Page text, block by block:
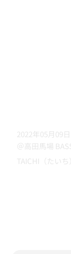
2022年05月09
＠高田馬場
TAICHI（たいち）